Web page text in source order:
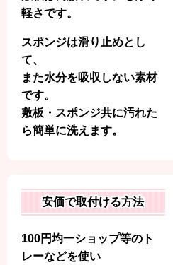
軽さです。
スポンジは滑り止めとし
て、
また水分を吸収しない素材
です。
敷板・スポンジ共に汚れた
ら簡単に洗えます。
安価で取付ける方法
100円均一ショップ等のト
レーなどを使い